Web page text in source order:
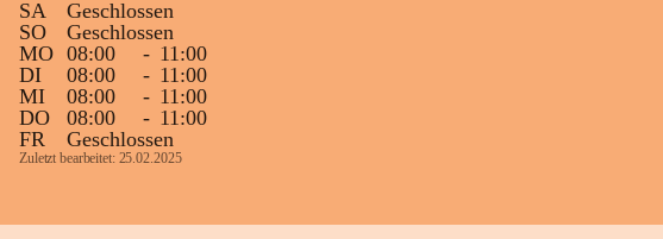
SA
Geschlossen
SO
Geschlossen
MO 08:00 - 11:00
DI
08:00 - 11:00
MI
08:00 - 11:00
DO
08:00 - 11:00
FR
Geschlossen
Zuletzt bearbeitet: 25.02.2025